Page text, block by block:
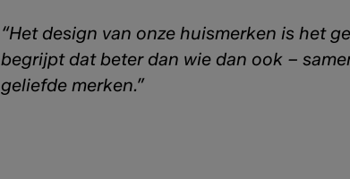
“Het design van onze huismerken is het
begrijpt dat beter dan wie dan ook –
geliefde merken.”